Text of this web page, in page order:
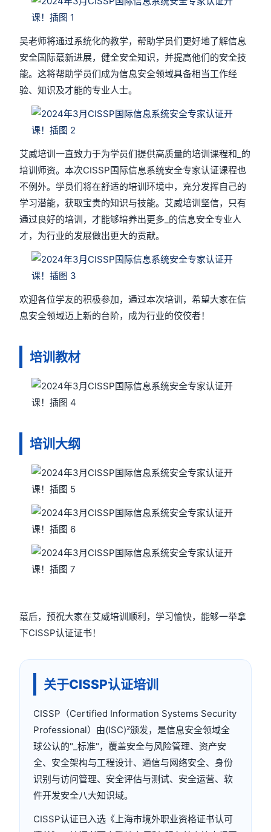
吴老师将通过系统化的教学，帮助学员们更好地了解信息
安全国际蕞新进展，健全安全知识，并提高他们的安全技
能。这将帮助学员们成为信息安全领域具备相当工作经
验、知识及才能的专业人士。
艾威培训一直致力于为学员们提供高质量的培训课程和_的
培训师资。本次CISSP国际信息系统安全专家认证课程也
不例外。学员们将在舒适的培训环境中，充分发挥自己的
学习潜能，获取宝贵的知识与技能。艾威培训坚信，只有
通过良好的培训，才能够培养出更多_的信息安全专业人
才，为行业的发展做出更大的贡献。
欢迎各位学友的积极参加，通过本次培训，希望大家在信
息安全领域迈上新的台阶，成为行业的佼佼者！
培训教材
培训大纲
蕞后，预祝大家在艾威培训顺利，学习愉快，能够一举拿
下CISSP认证证书！
关于CISSP认证培训
CISSP（Certified Information Systems Security
Professional）由(ISC)²颁发，是信息安全领域全
球公认的"_标准"，覆盖安全与风险管理、资产安
全、安全架构与工程设计、通信与网络安全、身份
识别与访问管理、安全评估与测试、安全运营、软
件开发安全八大知识域。
CISSP认证已入选《上海市境外职业资格证书认可